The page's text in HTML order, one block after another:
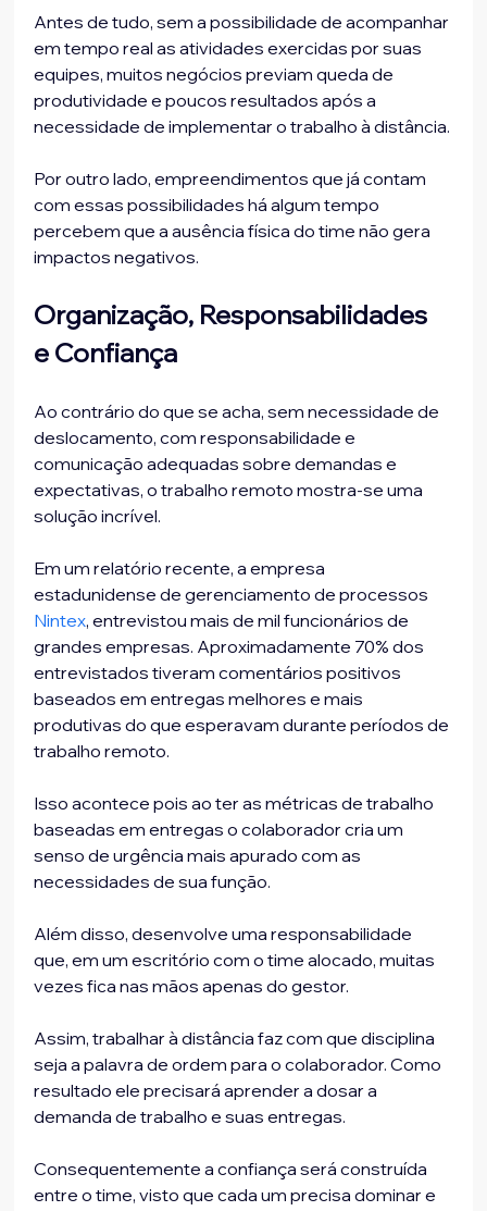
Antes de tudo, sem a possibilidade de acompanhar
em tempo real as atividades exercidas por suas
equipes, muitos negócios previam queda de
produtividade e poucos resultados após a
necessidade de implementar o trabalho à distância.
Por outro lado, empreendimentos que já contam
com essas possibilidades há algum tempo
percebem que a ausência física do time não gera
impactos negativos.
Organização, Responsabilidades
e Confiança
Ao contrário do que se acha, sem necessidade de
deslocamento, com responsabilidade e
comunicação adequadas sobre demandas e
expectativas, o trabalho remoto mostra-se uma
solução incrível.
Em um relatório recente, a empresa
estadunidense de gerenciamento de processos
Nintex, entrevistou mais de mil funcionários de
grandes empresas. Aproximadamente 70% dos
entrevistados tiveram comentários positivos
baseados em entregas melhores e mais
produtivas do que esperavam durante períodos de
trabalho remoto.
Isso acontece pois ao ter as métricas de trabalho
baseadas em entregas o colaborador cria um
senso de urgência mais apurado com as
necessidades de sua função.
Além disso, desenvolve uma responsabilidade
que, em um escritório com o time alocado, muitas
vezes fica nas mãos apenas do gestor.
Assim, trabalhar à distância faz com que disciplina
seja a palavra de ordem para o colaborador. Como
resultado ele precisará aprender a dosar a
demanda de trabalho e suas entregas.
Consequentemente a confiança será construída
entre o time, visto que cada um precisa dominar e